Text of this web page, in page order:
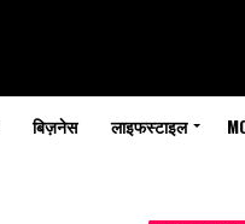
बिज़नेस लाइफस्टाइल